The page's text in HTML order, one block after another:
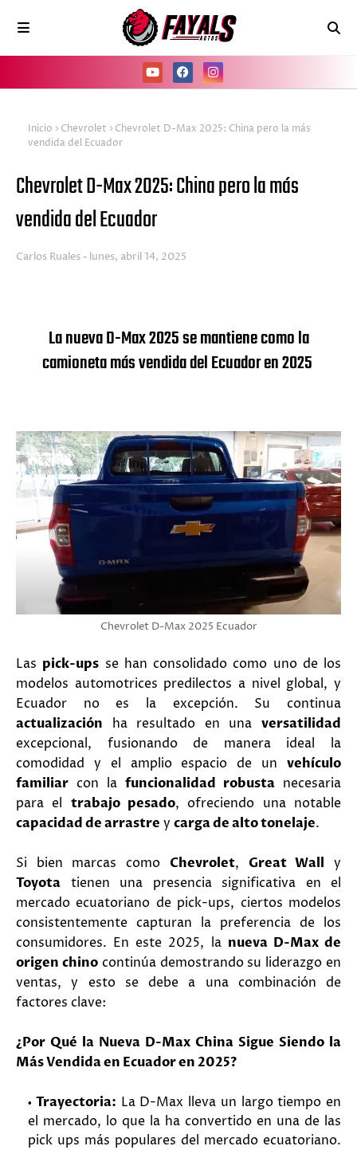
Inicio Chevrolet
Chevrolet D-Max 2025: China pero la más
vendida del Ecuador
Chevrolet D-Max 2025: China pero la más
vendida del Ecuador
Carlos Ruales lunes, abril 14, 2025
La nueva D-Max 2025 se mantiene como la
camioneta más vendida del Ecuador en 2025
Chevrolet D-Max 2025 Ecuador
Las pick-ups se han consolidado como uno de los
modelos automotrices predilectos a nivel global, y
Ecuador no es la excepción. Su continua
actualización ha resultado en una versatilidad
excepcional, fusionando de manera ideal la
comodidad y el amplio espacio de un vehículo
familiar con la funcionalidad robusta necesaria
para el trabajo pesado, ofreciendo una notable
capacidad de arrastre y carga de alto tonelaje.
Si bien marcas como Chevrolet, Great Wall y
Toyota tienen una presencia significativa en el
mercado ecuatoriano de pick-ups, ciertos modelos
consistentemente capturan la preferencia de los
consumidores. En este 2025, la nueva D-Max de
origen chinocontinúa demostrando su liderazgo en
ventas, y esto se debe a una combinación de
factores clave:
¿Por Qué la Nueva D-Max China Sigue Siendo la
Más Vendida en Ecuador en 2025?
Trayectoria: La D-Max lleva un largo tiempo en
el mercado, lo que la ha convertido en una de las
pick ups más populares del mercado ecuatoriano.